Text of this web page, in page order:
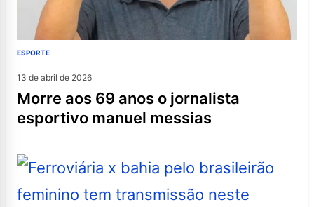
ESPORTE
13 de abril de 2026
morre aos 69 anos o jornalista
esportivo manuel messias